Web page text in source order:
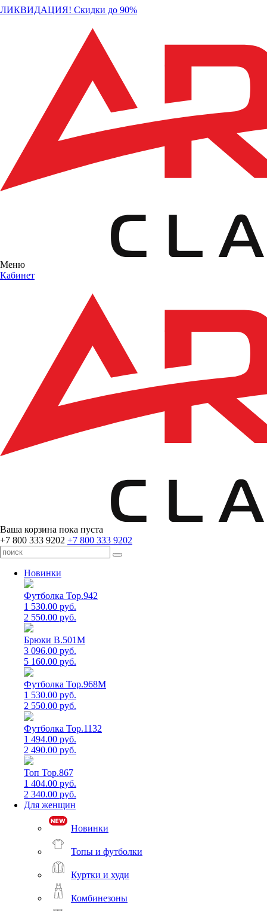
ЛИКВИДАЦИЯ! Скидки до 90%
Меню
Кабинет
Ваша корзина пока пуста
+7 800 333 9202 +7 800 333 9202
Новинки
Футболка Top.942
1 530.00 руб.
2 550.00 руб.
Брюки B.501M
3 096.00 руб.
5 160.00 руб.
Футболка Top.968M
1 530.00 руб.
2 550.00 руб.
Футболка Top.1132
1 494.00 руб.
2 490.00 руб.
Топ Top.867
1 404.00 руб.
2 340.00 руб.
Для женщин
Новинки
Топы и футболки
Куртки и худи
Комбинезоны